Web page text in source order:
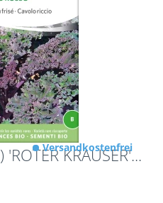
KRAUSER'...
Versandkostenfrei